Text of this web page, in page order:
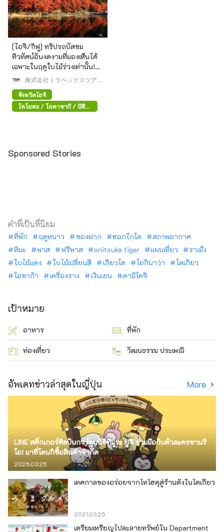
[ไอจิ/กิฟู] ทริปรถบัสชม
ทิวทัศน์อันงดงามที่มองเห็นได้
เฉพาะในฤดูใบไม้ร่วงเท่านั้น!
โครันเคอิ, โอบาระ ชิกิซากุระ
株式会社トラベックスツアー
จังหวัดไอจิ
โทโยตะ / โอคาซากิ / นิชิ
โอะ
Sponsored Stories
คำที่เป็นที่นิยม
ที่พัก ฤดูหนาว ของฝาก ฮอกไกโด
สภาพอากาศ
หิมะ
พาส ฟรีพาส onitsuka tiger แผนเที่ยว
ราเม็ง
ใบไม้แดง
ใบไม้เปลี่ยนสี เกียวโต โอกินาว่า
โตเกียว
โอซาก้า
เครื่องราง เงินเยน คามิโคจิ
เป้าหมาย
อาหาร ที่พัก
ท่องเที่ยว วัฒนธรรม ประเพณี
อัพเดทข่าวล่าสุดในญี่ปุ่น More
LINE สติ๊กเกอร์ศิลปินการ์ตูนนิชิทีมูระ ยูจิ ร่วมมือกับตัวละครซานริ
โอ! มาที่โดนกิซื้อสินค้าจำกัด
2025.03.25
เทศกาลของอร่อยจากโทโฮคุสู่ร้านดังในโตเกียว
2021.03.25
เตรียมเหรียญไปละลายทรัพย์ใน Department